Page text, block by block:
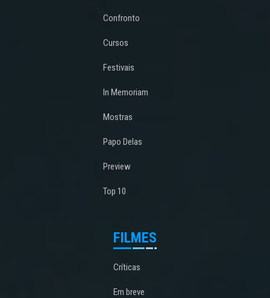
Confronto
Cursos
Festivais
In Memoriam
Mostras
Papo Delas
Preview
Top 10
FILMES
Críticas
Em breve